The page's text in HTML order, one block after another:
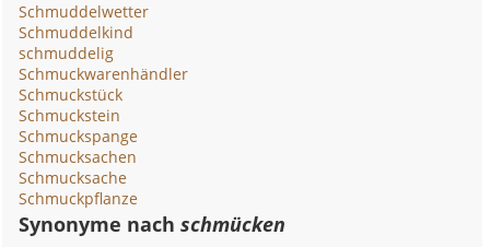
Schmuddelwetter
Schmuddelkind
schmuddelig
Schmuckwarenhändler
Schmuckstück
Schmuckstein
Schmuckspange
Schmucksachen
Schmucksache
Schmuckpflanze
Synonyme nachschmücken